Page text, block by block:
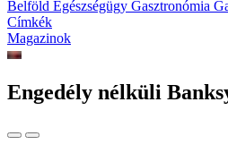
Belföld Egészségügy Gasztronómia
Címkék
Magazinok
Engedély nélküli